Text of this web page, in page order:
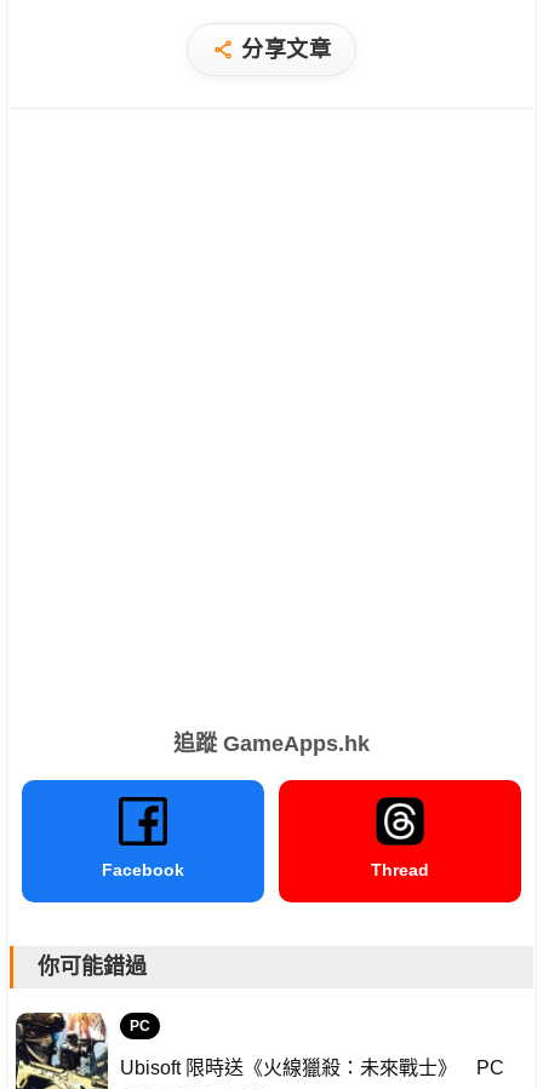
分享文章
追蹤 GameApps.hk
Facebook Thread
你可能錯過
PC
Ubisoft 限時送《火線獵殺：未來戰士》 PC